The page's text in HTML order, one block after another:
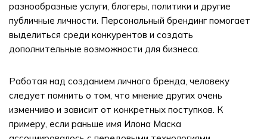
разнообразные услуги, блогеры, политики и другие
публичные личности. Персональный брендинг помогает
выделиться среди конкурентов и создать
дополнительные возможности для бизнеса.
Работая над созданием личного бренда, человеку
следует помнить о том, что мнение других очень
изменчиво и зависит от конкретных поступков. К
примеру, если раньше имя Илона Маска